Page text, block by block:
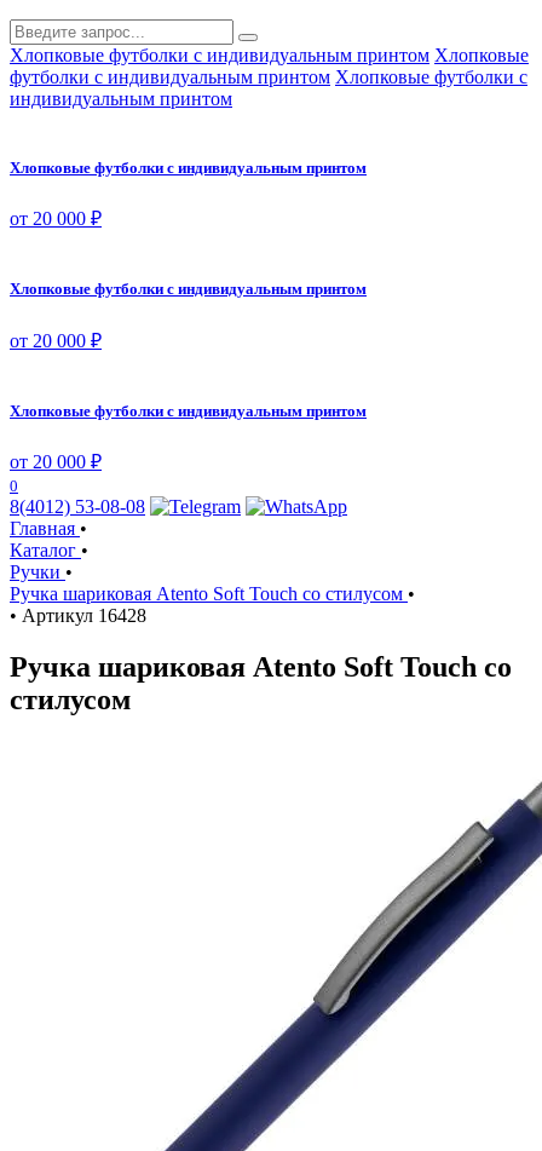
Хлопковые футболки с индивидуальным принтом Хлопковые
футболки с индивидуальным принтом Хлопковые футболки с
индивидуальным принтом
Хлопковые футболки с индивидуальным принтом
от 20 000 ₽
Хлопковые футболки с индивидуальным принтом
от 20 000 ₽
Хлопковые футболки с индивидуальным принтом
от 20 000 ₽
0
8(4012) 53-08-08
Главная •
Каталог •
Ручки •
Ручка шариковая Atento Soft Touch со стилусом •
• Артикул 16428
Ручка шариковая Atento Soft Touch со
стилусом